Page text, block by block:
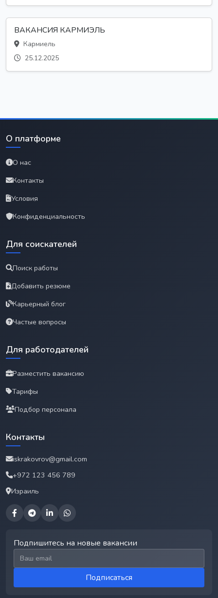
ВАКАНСИЯ КАРМИЭЛЬ
Кармиель
25.12.2025
О платформе
О нас
Контакты
Условия
Конфиденциальность
Для соискателей
Поиск работы
Добавить резюме
Карьерный блог
Частые вопросы
Для работодателей
Разместить вакансию
Тарифы
Подбор персонала
Контакты
iskrakovrov@gmail.com
+972 123 456 789
Израиль
Подпишитесь на новые вакансии
Email для подписки
Подписаться